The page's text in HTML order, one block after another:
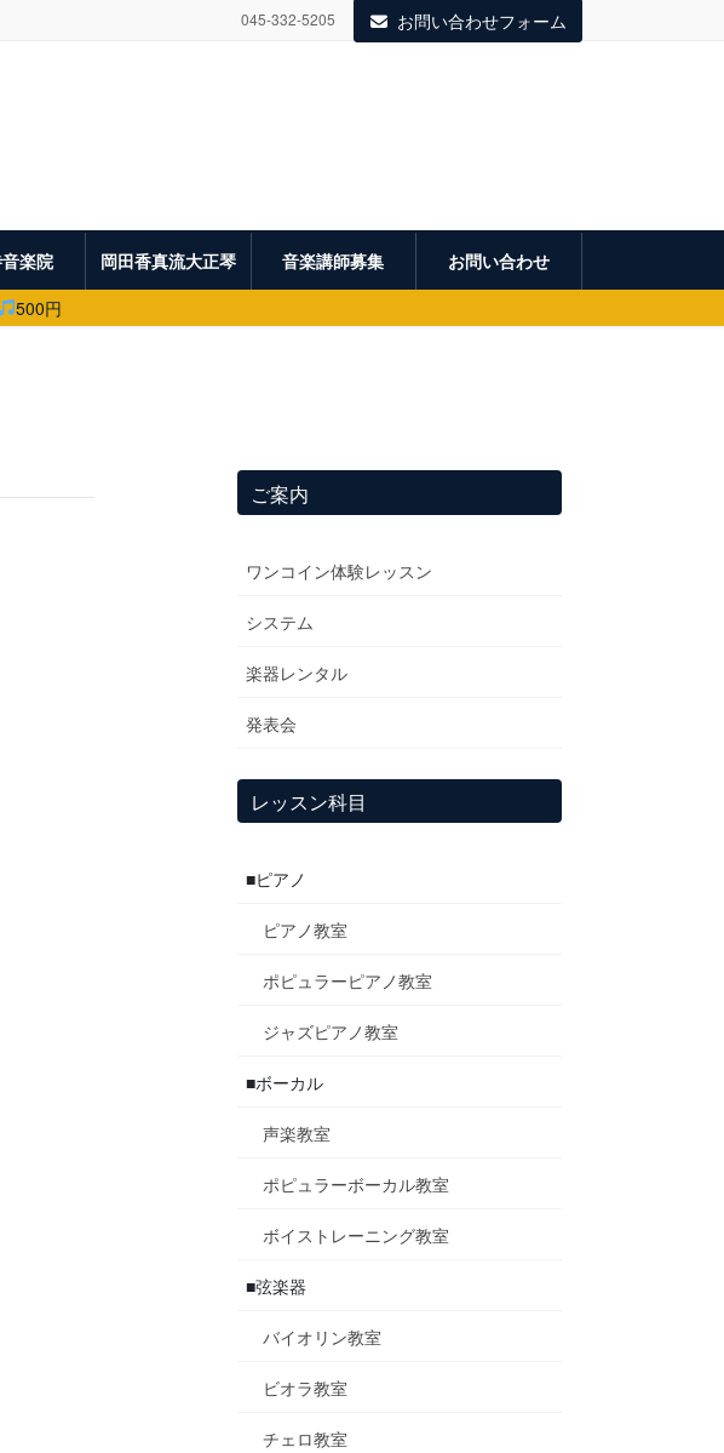
045-332-5205 お問い合わせフォーム
楽院 岡田香真流大正琴 音楽講師募集
お問い合わせ
500円
ご案内
ワンコイン体験レッスン
システム
楽器レンタル
発表会
レッスン科目
■ピアノ
ピアノ教室
ポピュラーピアノ教室
ジャズピアノ教室
■ボーカル
声楽教室
ポピュラーボーカル教室
ボイストレーニング教室
■弦楽器
バイオリン教室
ビオラ教室
チェロ教室